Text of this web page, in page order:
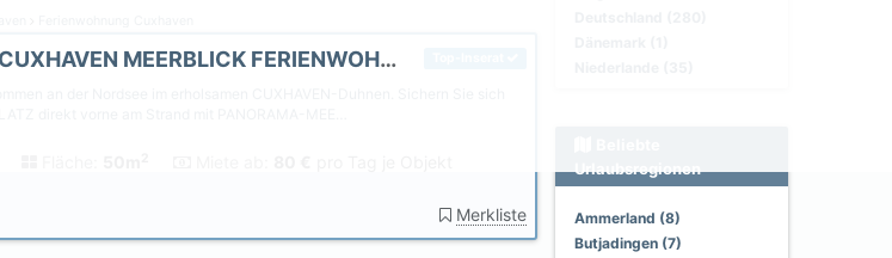
DUHNEN CUXHAVEN MEERBLICK FERIENWOHNUNG MEERKIEKER AM STRAND
Merkliste
Urlaubsregionen
Ammerland (8)
Butjadingen (7)